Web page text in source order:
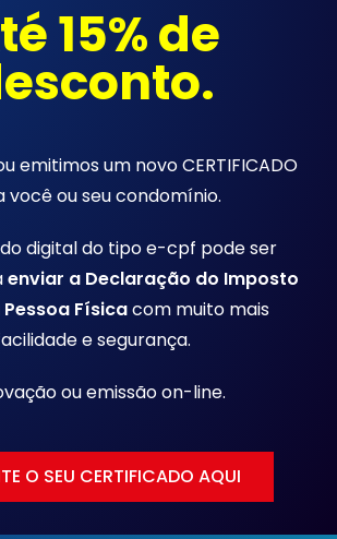
15% de
emitimos um novo CERTIFICADO
você ou seu condomínio.
digital do tipo e-cpf pode ser
enviar a Declaração do Imposto
Pessoa Físicacom muito mais
e segurança.
ou emissãoon-line.
O SEU CERTIFICADO AQUI